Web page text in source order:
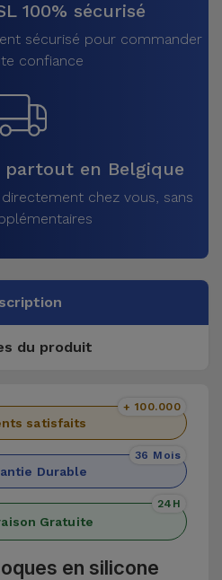
100% sécurisé
sécurisé pour commander
confiance
partout en Belgique
chez vous, sans
du produit
satisfaits
+ 100.000
Durable
36 Mois
Gratuite
24H
en silicone